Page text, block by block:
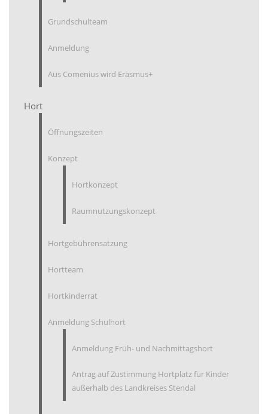
Grundschulteam
Anmeldung
Aus Comenius wird Erasmus+
Hort
Öffnungszeiten
Konzept
Hortkonzept
Raumnutzungskonzept
Hortgebührensatzung
Hortteam
Hortkinderrat
Anmeldung Schulhort
Anmeldung Früh- und Nachmittagshort
Antrag auf Zustimmung Hortplatz für Kinder
außerhalb des Landkreises Stendal